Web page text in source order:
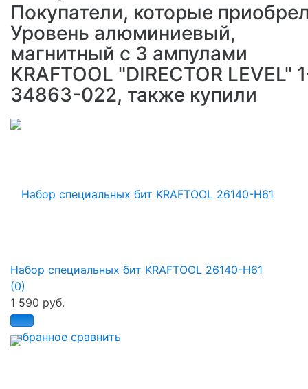
Покупатели, которые
Уровень алюминиевый,
магнитный с 3 ампулами
KRAFTOOL "DIRECTOR LEVEL"
34863-022, также купили
избранное сравнить
Набор специальных бит KRAFTOOL 26140-H61
(0)
1 590 руб.